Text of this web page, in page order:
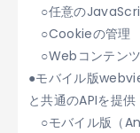
○任意の
○Cookieの管理
○Webコンテン
●モバイル版
と共通のAPIを提供
○モバイル版（